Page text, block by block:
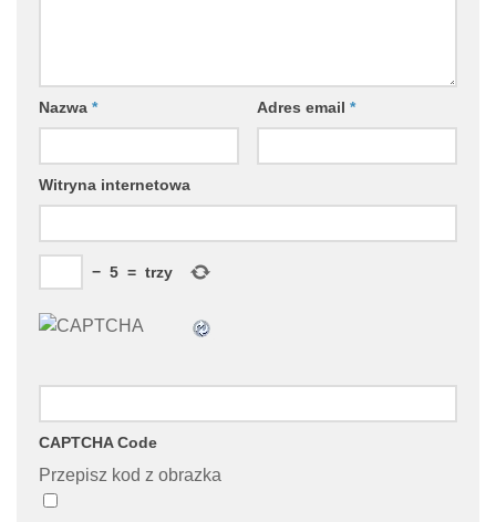
Nazwa * Adres email *
Witryna internetowa
− 5 = trzy
CAPTCHA Code
Przepisz kod z obrazka